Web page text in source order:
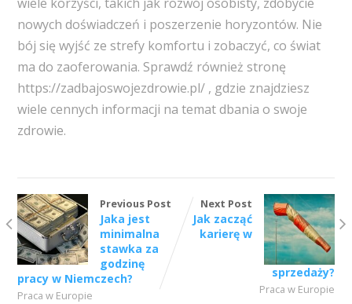
nowych doświadczeń i poszerzenie horyzontów. Nie
bój się wyjść ze strefy komfortu i zobaczyć, co świat
ma do zaoferowania. Sprawdź również stronę
https://zadbajoswojezdrowie.pl/ , gdzie znajdziesz
wiele cennych informacji na temat dbania o swoje
zdrowie.
Previous Post
Jaka jest
minimalna
stawka za
godzinę
pracy w Niemczech?
Praca w Europie
Next Post
Jak zacząć
karierę w
sprzedaży?
Praca w Europie